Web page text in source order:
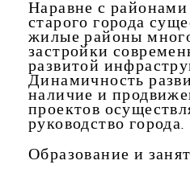
Наравне с районами
старого города
жилые районы
застройки
развитой
Динамичность
наличие и
проектов
руководство города.
Образование и